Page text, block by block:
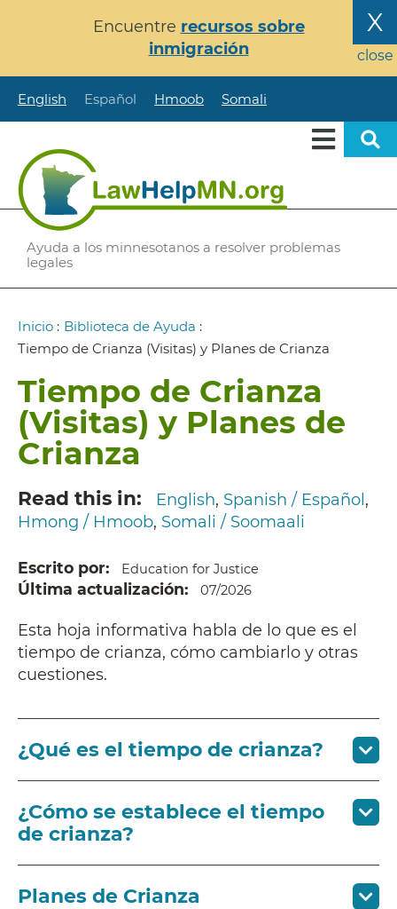
principal
X
close
Encuentre recursos sobre
inmigración
English Español Hmoob Somali
Ayuda a los minnesotanos a resolver problemas
legales
Ruta
de
Inicio : Biblioteca de Ayuda :
Tiempo de Crianza (Visitas) y Planes de Crianza
Tiempo de Crianza
(Visitas) y Planes de
Crianza
Read this in English Spanish / Español
Hmong / Hmoob Somali / Soomaali
Escrito por Education for Justice
Última actualización 07/2026
Esta hoja informativa habla de lo que es el
tiempo de crianza, cómo cambiarlo y otras
cuestiones.
¿Qué es el tiempo de crianza?
¿Cómo se establece el tiempo
de crianza?
Planes de Crianza